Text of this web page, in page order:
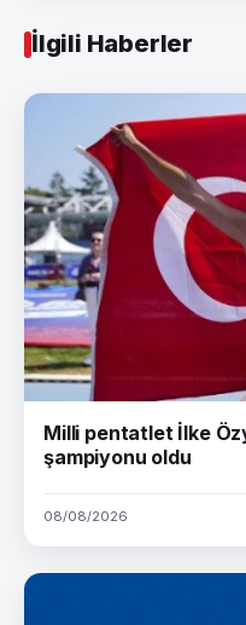
İlgili Haberler
Milli pentatlet İlke
şampiyonu oldu
08/08/2026